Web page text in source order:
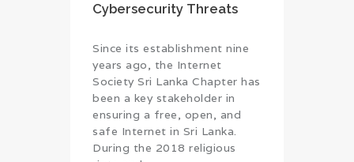
Cybersecurity Threats
Since its establishment nine
years ago, the Internet
Society Sri Lanka Chapter has
been a key stakeholder in
ensuring a free, open, and
safe Internet in Sri Lanka.
During the 2018 religious